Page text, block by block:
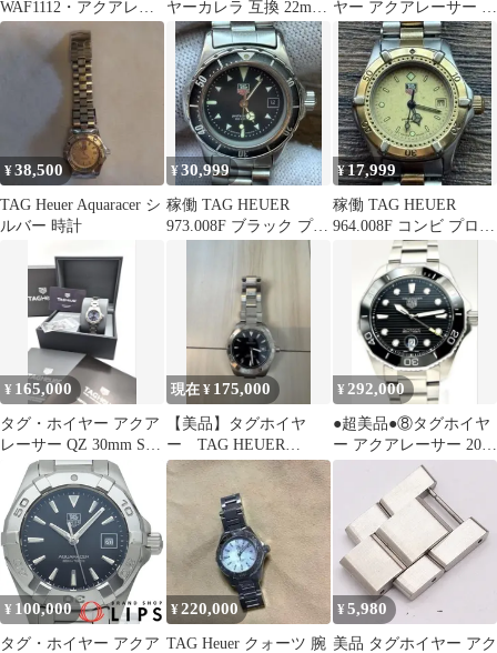
WAF1112・アクアレー
サー①コマ
ヤーカレラ 互換 22mm
腕時計
ヤー アクアレーサー ク
ロノグラフ CR2111A
¥38,500
TAG Heuer Aquaracer シ
ルバー 時計
¥30,999
稼働 TAG HEUER
973.008F ブラック プロ
¥17,999
稼働 TAG HEUER
964.008F コンビ プロフ
ェッショナル 2000
¥ 165,000
タグ・ホイヤー アクア
レーサー QZ 30mm SS/
ブルーダイヤル
現在 ¥ 175,000
【美品】タグホイヤ
ー TAG HEUER
WAY2110.BA0928
¥292,000
●超美品●⑧タグホイヤ
ー アクアレーサー 2026
年5月分解掃除&新品仕
¥ 100,000
タグ・ホイヤー アクア
¥220,000
TAG Heuer クォーツ 腕
¥5,980
美品 タグホイヤー アク